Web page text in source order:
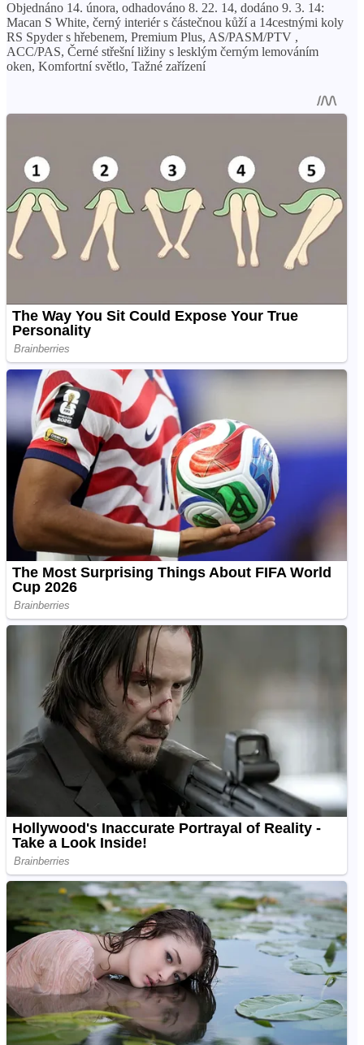
Objednáno 14. února, odhadováno 8. 22. 14, dodáno 9. 3. 14:
Macan S White, černý interiér s částečnou kůží a 14cestnými koly
RS Spyder s hřebenem, Premium Plus, AS/PASM/PTV ,
ACC/PAS, Černé střešní ližiny s lesklým černým lemováním
oken, Komfortní světlo, Tažné zařízení